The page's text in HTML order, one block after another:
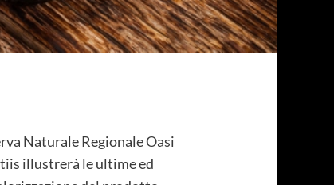
Naturale Regionale Oasi
illustrerà le ultime ed